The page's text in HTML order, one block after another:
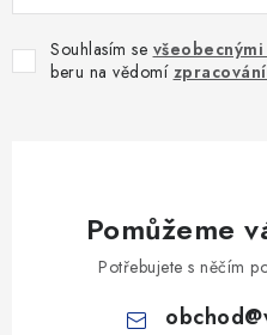
Souhlasím se
beru na vědomí
Pomůžeme
Potřebujete s něčím
obchod@